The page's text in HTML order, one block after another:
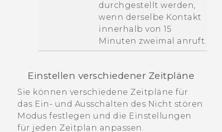
durchgestellt werden,
wenn derselbe Kontakt
innerhalb von 15
Minuten zweimal anruft.
Einstellen verschiedener Zeitpläne
Sie können verschiedene Zeitpläne für
das Ein- und Ausschalten des Nicht stören
Modus festlegen und die Einstellungen
für jeden Zeitplan anpassen.